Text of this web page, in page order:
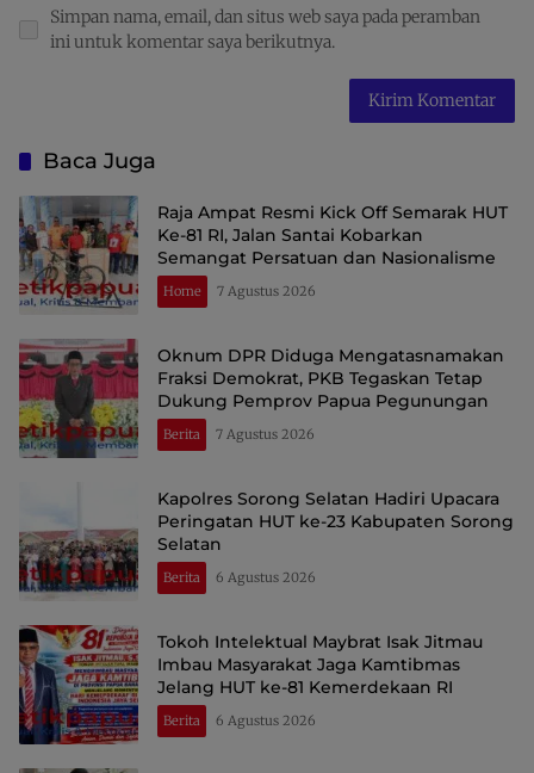
Simpan nama, email, dan situs web saya pada peramban
ini untuk komentar saya berikutnya.
Baca Juga
Raja Ampat Resmi Kick Off Semarak HUT
Ke-81 RI, Jalan Santai Kobarkan
Semangat Persatuan dan Nasionalisme
Home 7 Agustus 2026
Oknum DPR Diduga Mengatasnamakan
Fraksi Demokrat, PKB Tegaskan Tetap
Dukung Pemprov Papua Pegunungan
Berita 7 Agustus 2026
Kapolres Sorong Selatan Hadiri Upacara
Peringatan HUT ke-23 Kabupaten Sorong
Selatan
Berita 6 Agustus 2026
Tokoh Intelektual Maybrat Isak Jitmau
Imbau Masyarakat Jaga Kamtibmas
Jelang HUT ke-81 Kemerdekaan RI
Berita 6 Agustus 2026